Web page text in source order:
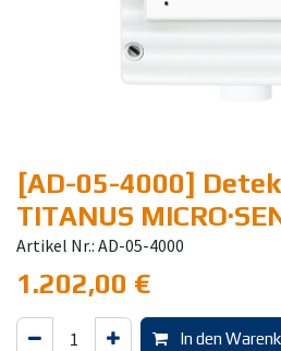
[AD-05-4000]
TITANUS
Artikel Nr.: AD-05-4000
1.202,00 €
In den